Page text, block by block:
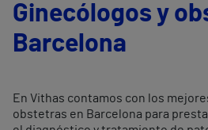
Ginecólogos y
Barcelona
En Vithas contamos con los
obstetras en Barcelona para